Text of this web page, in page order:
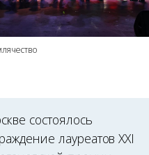
состоялось
лауреатов XXI